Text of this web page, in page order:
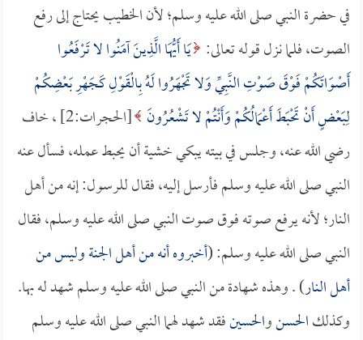
في حضرة النبي صلى الله عليه وسلم؛ لأن الخطيب يحتاج إلى رفع
الصوت، فلما نزل قوله تعالى: يَا أَيُّهَا الَّذِينَ آمَنُوا لا تَرْفَعُوا
أَصْوَاتَكُمْ فَوْقَ صَوْتِ النَّبِيِّ وَلا تَجْهَرُوا لَهُ بِالْقَوْلِ كَجَهْرِ بَعْضِكُمْ
لِبَعْضٍ أَنْ تَحْبَطَ أَعْمَالُكُمْ وَأَنْتُمْ لا تَشْعُرُونَ
[الحجرات:2] ، خاف
رضي الله عنه، وجلس في بيته يبكي خشية أن يحبط عمله، فسأل عنه
النبي صلى الله عليه وسلم فأرسل إليه، فقال للرسول: إنه من أهل
النار؛ لأنه يرفع صوته فوق صوت النبي صلى الله عليه وسلم، فقال
النبي صلى الله عليه وسلم: (أخبروه أنه من أهل الجنة وليس من
أهل النار) . وهذه شهادة من النبي صلى الله عليه وسلم شهد له بها.
وكذلكالحسنوالحسينفقد شهد لهما النبي صلى الله عليه وسلم